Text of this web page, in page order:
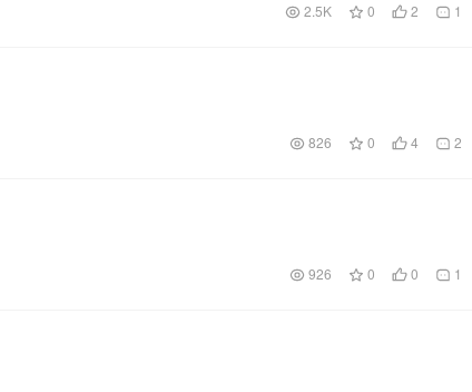
2.5K 0 2 1
826 0 4 2
926 0 0 1